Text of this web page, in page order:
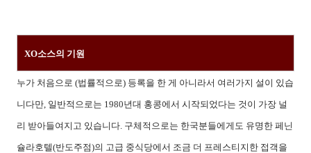
XO소스의 기원
누가 처음으로 (법률적으로) 등록을 한 게 아니라서 여러가지 설이 있습
니다만, 일반적으로는 1980년대 홍콩에서 시작되었다는 것이 가장 널
리 받아들여지고 있습니다. 구체적으로는 한국분들에게도 유명한 페닌
슐라호텔(반도주점)의 고급 중식당에서 조금 더 프레스티지한 접객을